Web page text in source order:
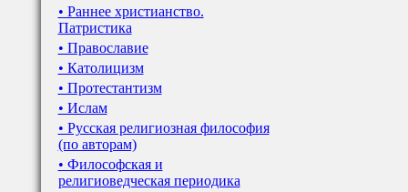
• Раннее христианство.
Патристика
• Православие
• Католицизм
• Протестантизм
• Ислам
• Русская религиозная философия
(по авторам)
• Философская и
религиоведческая периодика